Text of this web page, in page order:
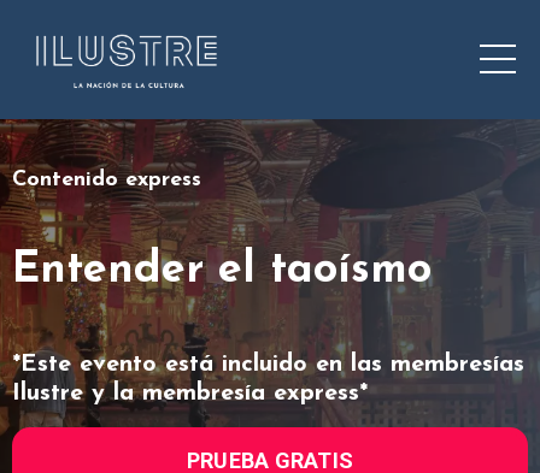
Contenido express
Entender el taoísmo
*Este evento está incluido en las membresías
Ilustre y la membresía express*
PRUEBA GRATIS